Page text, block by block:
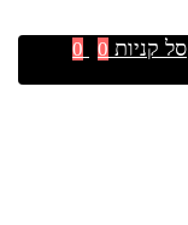
סל קניות 0
0